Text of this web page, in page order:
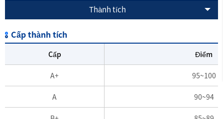
Thành tích
Cấp thành tích
Cấp Điểm
A+ 95~100
A 90~94